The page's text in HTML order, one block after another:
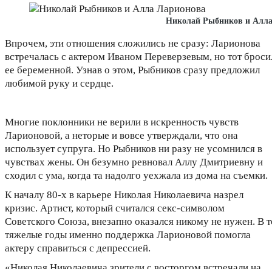
Николай Рыбников и
Впрочем, эти отношения сложились не сразу: Ларионова
встречалась с актером Иваном Переверзевым, но тот
ее беременной. Узнав о этом, Рыбников сразу предложил
любимой руку и сердце.
Многие поклонники не верили в искренность чувств
Ларионовой, а неторые и вовсе утверждали, что она
использует супруга. Но Рыбников ни разу не усомнился в
чувствах жены. Он безумно ревновал Аллу Дмитриевну и
сходил с ума, когда та надолго уехжала из дома на съемки.
К началу 80-х в карьере Николая Николаевича назрел
кризис. Артист, который считался секс-символом
Советского Союза, внезапно оказался никому не нужен. В
тяжелые годы именно поддержка Ларионовой помогла
актеру справиться с депрессией.